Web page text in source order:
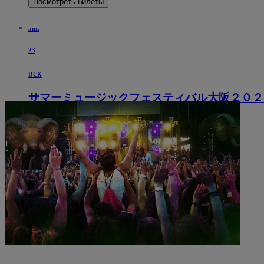
авг.
23
вск
サマーミュージックフェスティバル大阪２０
17:00 Osaka, ЯпонияIzumi Hall
Izumi Hall
Посмотреть билеты